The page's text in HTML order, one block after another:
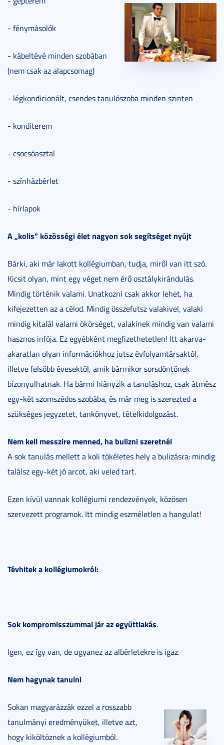
- fénymásolók
- kábeltévé minden szobában
(nem csak az alapcsomag)
- légkondicionált, csendes tanulószoba minden szinten
- konditerem
- csocsóasztal
- színházbérlet
- hírlapok
A „kolis” közösségi élet nagyon sok segítséget nyújt
Bárki, aki már lakott kollégiumban, tudja, miről van itt szó.
Kicsit olyan, mint egy véget nem érő osztálykirándulás.
Mindig történik valami. Unatkozni csak akkor lehet, ha
kifejezetten az a célod. Mindig összefutsz valakivel, valaki
mindig kitalál valami ökörséget, valakinek mindig van valami
hasznos infója. Ez egyébként megfizethetetlen! Itt akarva-
akaratlan olyan információkhoz jutsz évfolyamtársaktól,
illetve felsőbb évesektől, amik bármikor sorsdöntőnek
bizonyulhatnak. Ha bármi hiányzik a tanuláshoz, csak átmész
egy-két szomszédos szobába, és már meg is szerezted a
szükséges jegyzetet, tankönyvet, tételkidolgozást.
Nem kell messzire menned, ha bulizni szeretnél
A sok tanulás mellett a koli tökéletes hely a bulizásra: mindig
találsz egy-két jó arcot, aki veled tart.
Ezen kívül vannak kollégiumi rendezvények, közösen
szervezett programok. Itt mindig eszméletlen a hangulat!
Tévhitek a kollégiumokról:
Sok kompromisszummal jár az együttlakás.
Igen, ez így van, de ugyanez az albérletekre is igaz.
Nem hagynak tanulni
Sokan magyarázzák ezzel a rosszabb
tanulmányi eredményüket, illetve azt,
hogy kiköltöznek a kollégiumból.